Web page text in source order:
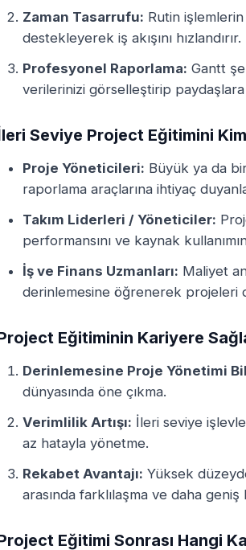
Zaman Tasarrufu: Rutin
destekleyerek iş akışını hızlandırır.
Profesyonel Raporlama: Gantt
verilerinizi görselleştirip
Seviye Project Eğitimini
Proje Yöneticileri: Büyük ya da
raporlama araçlarına ihtiyaç
Takım Liderleri / Yöneticiler:
performansını ve kaynak
İş ve Finans Uzmanları: Maliyet
derinlemesine öğrenerek projeleri
Eğitiminin Kariyere
Derinlemesine Proje Yönetimi
dünyasında öne çıkma.
Verimlilik Artışı: İleri seviye
az hatayla yönetme.
Rekabet Avantajı: Yüksek
arasında farklılaşma ve daha geniş
Eğitimi Sonrası Hangi